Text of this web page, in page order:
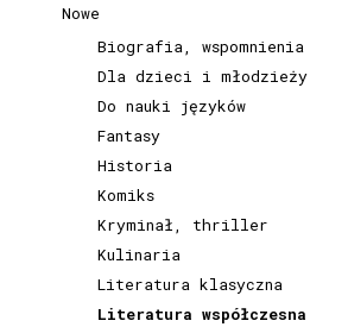
Nowe
Biografia, wspomnienia
Dla dzieci i młodzieży
Do nauki języków
Fantasy
Historia
Komiks
Kryminał, thriller
Kulinaria
Literatura klasyczna
Literatura współczesna